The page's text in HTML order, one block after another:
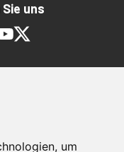
um
Sie uns